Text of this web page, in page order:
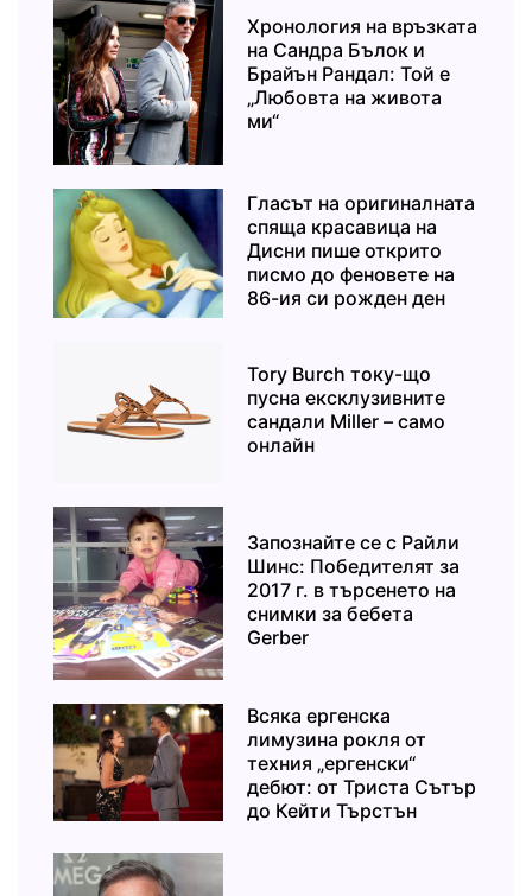
Хронология на връзката
на Сандра Бълок и
Брайън Рандал: Той е
„Любовта на живота
ми“
Гласът на оригиналната
спяща красавица на
Дисни пише открито
писмо до феновете на
86-ия си рожден ден
Tory Burch току-що
пусна ексклузивните
сандали Miller – само
онлайн
Запознайте се с Райли
Шинс: Победителят за
2017 г. в търсенето на
снимки за бебета
Gerber
Всяка ергенска
лимузина рокля от
техния „ергенски“
дебют: от Триста Сътър
до Кейти Търстън